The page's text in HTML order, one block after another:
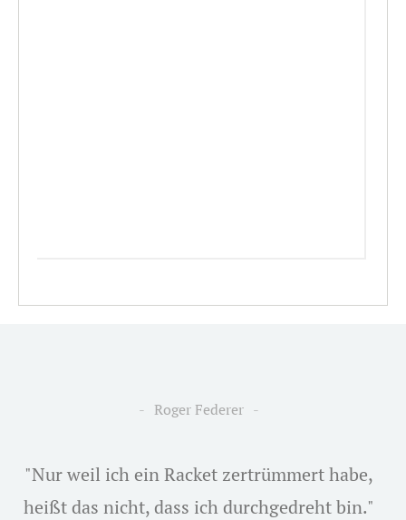
Roger Federer
"Nur weil ich ein Racket zertrümmert habe,
heißt das nicht, dass ich durchgedreht bin."